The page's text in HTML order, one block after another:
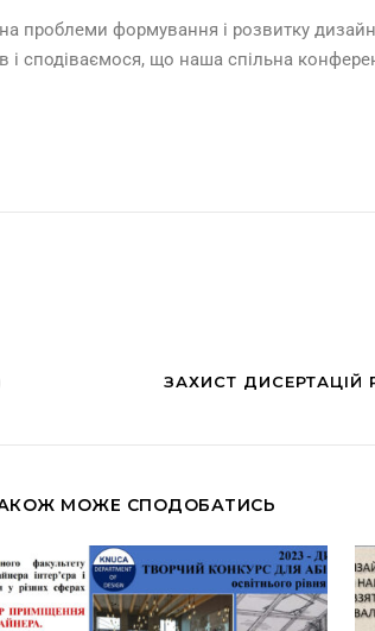
проблеми формування і розвитку
і сподіваємося, що наша спільна
ЗАХИСТ ДИСЕРТАЦІЙ
МОЖЕ СПОДОБАТИСЬ